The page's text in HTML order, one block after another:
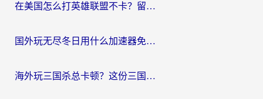
在美国怎么打英雄联盟不卡？留学生亲测的国服游戏加速全攻略
国外玩无尽冬日用什么加速器免费？海外党国服游戏加速避坑指南
海外玩三国杀总卡顿？这份三国杀游戏加速器指南帮你告别延迟烦恼